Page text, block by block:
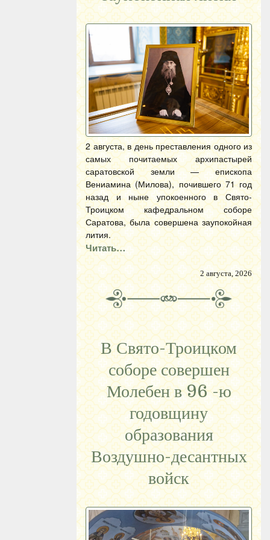
2 августа, в день преставления одного из
самых почитаемых архипастырей
саратовской земли — епископа
Вениамина (Милова), почившего 71 год
назад и ныне упокоенного в Свято-
Троицком кафедральном соборе
Саратова, была совершена заупокойная
лития.
Читать…
2 августа, 2026
В Свято-Троицком
соборе совершен
Молебен в 96 -ю
годовщину
образования
Воздушно-десантных
войск